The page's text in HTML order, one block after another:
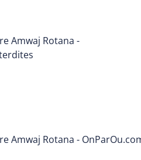
Amwaj Rotana -
Amwaj Rotana -